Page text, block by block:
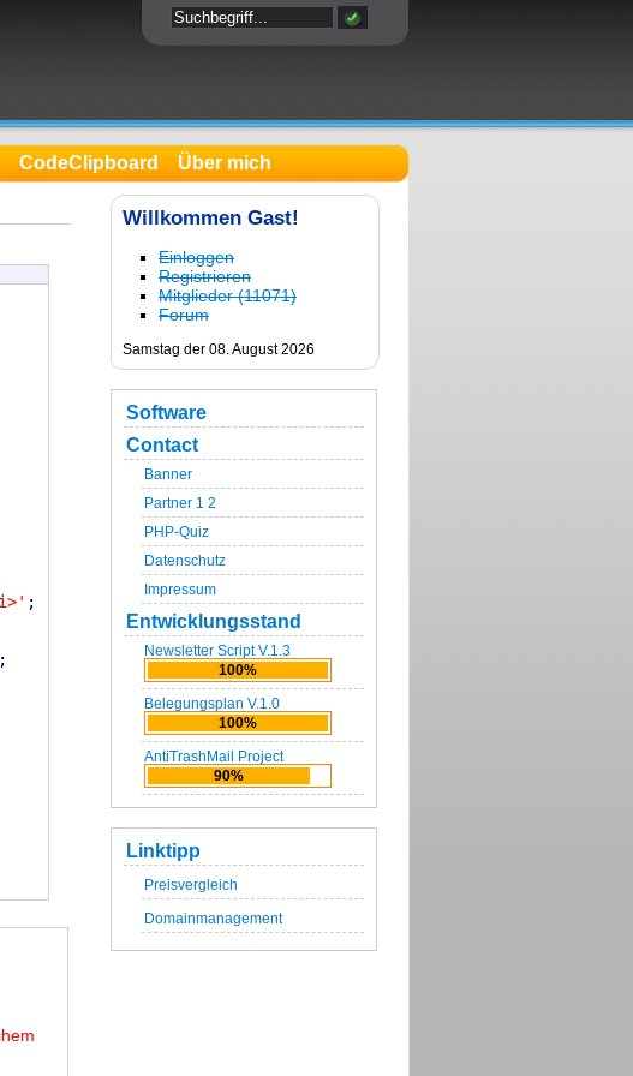
CodeClipboard Über mich
;
;
Willkommen Gast!
Einloggen
Registrieren
Mitglieder (11071)
Forum
Samstag der 08. August 2026
Software
Contact
Banner
Partner 1 2
PHP-Quiz
Datenschutz
Impressum
Entwicklungsstand
Newsletter Script V.1.3
100%
Belegungsplan V.1.0
100%
AntiTrashMail Project
90%
Linktipp
Preisvergleich
Domainmanagement